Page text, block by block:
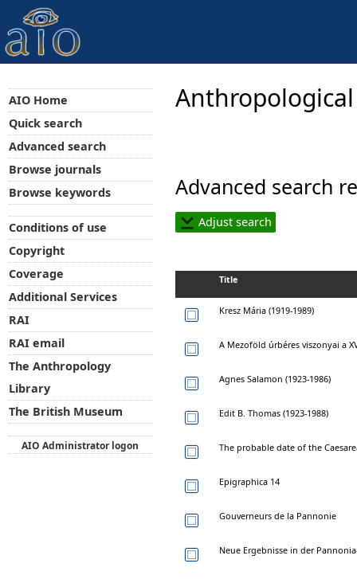
Advanced search
Adjust search
Title
Kresz Mária (1919-1989)
A Mezoföld úrbéres viszonyai a
Agnes Salamon (1923-1986)
Edit B. Thomas (1923-1988)
The probable date of the
Epigraphica 14
Gouverneurs de la Pannonie
Neue Ergebnisse in der
AIO Home
Quick search
Advanced search
Browse journals
Browse keywords
Conditions of use
Copyright
Coverage
Additional Services
RAI
RAI email
The Anthropology
Library
The British Museum
AIO Administrator logon